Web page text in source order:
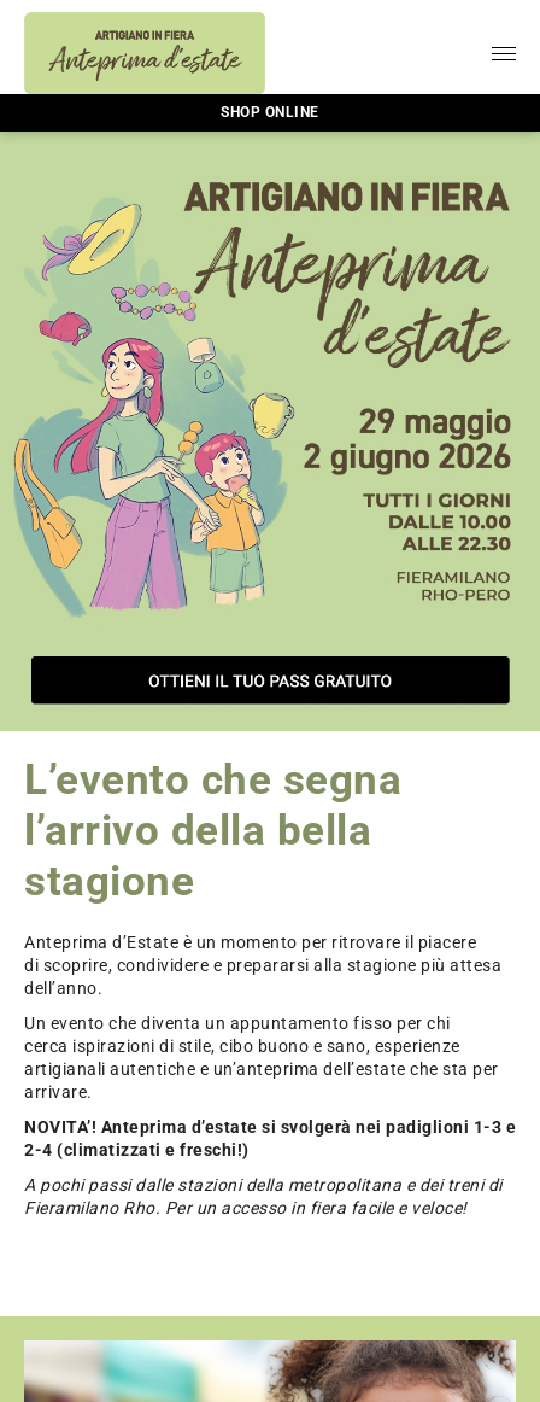
SHOP ONLINE
L’evento che segna
l’arrivo della bella
stagione
Anteprima d’Estate è un momento per ritrovare il piacere
di scoprire, condividere e prepararsi alla stagione più attesa
dell’anno.
Un evento che diventa un appuntamento fisso per chi
cerca ispirazioni di stile, cibo buono e sano, esperienze
artigianali autentiche e un’anteprima dell’estate che sta per
arrivare.
NOVITA’! Anteprima d’estate si svolgerà nei padiglioni 1-3 e
2-4 (climatizzati e freschi!)
A pochi passi dalle stazioni della metropolitana e dei treni di
Fieramilano Rho. Per un accesso in fiera facile e veloce!